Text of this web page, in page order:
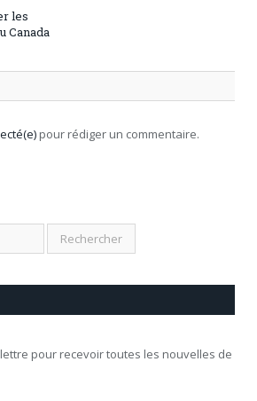
les
Canada
pour rédiger un commentaire.
pour recevoir toutes les nouvelles de